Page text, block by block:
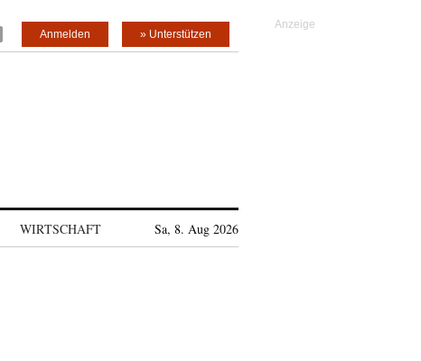
» Unterstützen
Anmelden
WIRTSCHAFT Sa, 8. Aug 2026